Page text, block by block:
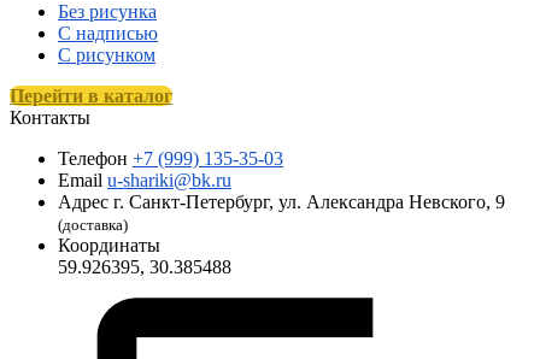
Без рисунка
С надписью
С рисунком
Перейти в каталог
Контакты
Телефон +7 (999) 135-35-03
Email u-shariki@bk.ru
Адрес г. Санкт-Петербург, ул. Александра Невского, 9
(доставка)
Координаты
59.926395, 30.385488